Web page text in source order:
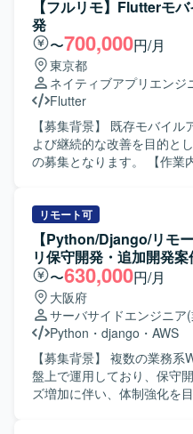
セスを取り入れつつ、ビジ
ションを取りながら要件の
ーを行っていただきます。
発に参加し、定期的なリリ
装、テスト、改善まで一連
す。 【求める人物像】 チームメンバーやビジネス側と積極
的にコミュニケーションを
解決に向けて主体的に動け
技術や開発手法への関心が
関わる資産管理スマホアプ
ン知見とモバイルアプリ開
けます。Flutter を中心とし
に加え、生成AIを活用した
です。スクラムによる短い
リリースまでの一連の流れ
です。 【開発環境】 Flutter（モバイル）、Kotlin（BFF）
を中心とした構成で、アジ
しております。約3週間ご
機能追加と改善を行ってお
【フルリモ】Flutterモ
発
〜700,000円/月
東京都
ネイティブアプリエンジ
Flutter
【募集背景】 既存モバイ
よび継続的な改善を目的と
の募集となります。 【作業内容】 Flutterを用いたモバイル
装までを一貫して対応し、
上にも関わっていただきま
ドキュメント作成やコード
ロセスの推進にも取り組んでいただ
像】 自ら課題を見つけ主体
めています。チーム内で積
りながら、質問や提案を行
ロダクトづくりに貢献して
【ポジションの魅力】
ション開発に深く関わるこ
ューまで一連の工程を経験
リモート可
【Python/Django/リモ
リ保守開発・追加開発案
〜630,000円/月
大阪府
サーバサイドエンジニア
Python ・ django ・ AWS
【募集背景】 複数の業務
盤上で運用しており、保守
ズ増加に伴い、体制強化を